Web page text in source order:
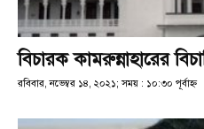
বিচারক কামরুন্নাহারের
রবিবার, নভেম্বর ১৪, ২০২১; সময় : ১০:৩০ পূর্বাহ্ণ